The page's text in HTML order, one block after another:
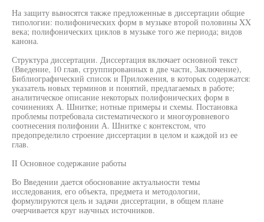
На защиту выносятся также предложенные в диссертации общие
типологии: полифонических форм в музыке второй половины XX
века; полифонических циклов в музыке того же периода; видов
канона.
Структура диссертации. Диссертация включает основной текст
(Введение, 10 глав, сгруппированных в две части, Заключение),
Библиографический список и Приложения, в которых содержатся:
указатель новых терминов и понятий, предлагаемых в работе;
аналитическое описание некоторых полифонических форм в
сочинениях А. Шнитке; нотные примеры и схемы. Постановка
проблемы потребовала систематического и многоуровневого
соотнесения полифонии А. Шнитке с контекстом, что
предопределило строение диссертации в целом и каждой из ее
глав.
II Основное содержание работы
Во Введении дается обоснование актуальности темы
исследования, его объекта, предмета и методологии,
формулируются цель и задачи диссертации, в общем плане
очерчивается круг научных источников.